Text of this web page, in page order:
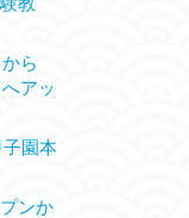
ら
アッ
園本
ンか